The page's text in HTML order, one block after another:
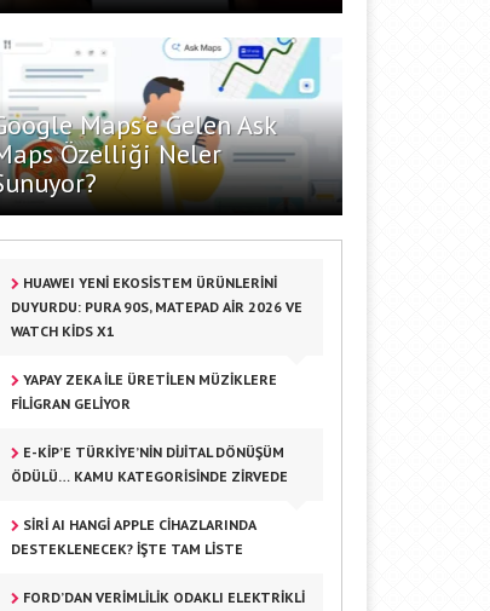
Maps’e Gelen Ask
Özelliği Neler
HUAWEI YENI EKOSISTEM ÜRÜNLERINI
DUYURDU: PURA 90S, MATEPAD AIR 2026 VE
WATCH KIDS X1
YAPAY ZEKA ILE ÜRETILEN MÜZIKLERE
FILIGRAN GELIYOR
E-KİP’E TÜRKIYE’NIN DIJITAL DÖNÜŞÜM
ÖDÜLÜ… KAMU KATEGORISINDE ZIRVEDE
SIRI AI HANGI APPLE CIHAZLARINDA
DESTEKLENECEK? İŞTE TAM LISTE
FORD’DAN VERIMLILIK ODAKLI ELEKTRIKLI